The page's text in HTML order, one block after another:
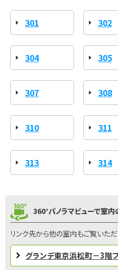
301 302
304 305
307 308
310 311
313 314
360°パノラマビューで室
リンク先から他の室内もご覧いた
グランデ東京浜松町－3階